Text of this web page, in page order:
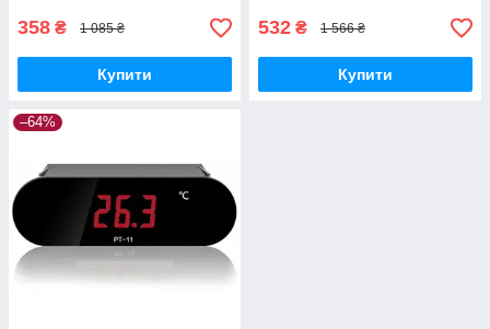
358 ₴ 1 085 ₴
Купити
532 ₴ 1 566 ₴
Купити
–64%